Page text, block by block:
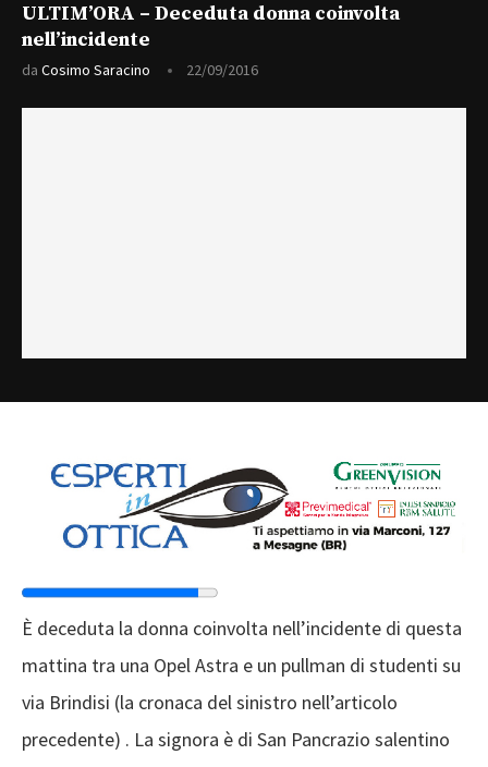
ULTIM’ORA – Deceduta donna coinvolta
nell’incidente
da Cosimo Saracino 22/09/2016
È deceduta la donna coinvolta nell’incidente di questa
mattina tra una Opel Astra e un pullman di studenti su
via Brindisi (la cronaca del sinistro nell’articolo
precedente) . La signora è di San Pancrazio salentino